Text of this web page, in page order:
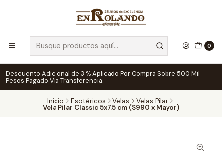
0
Descuento Adicional de 3 % Aplicado Por Compra Sobre 500 Mil
Pesos Pagado Via Transferencia.
Inicio Esotéricos Velas Velas Pilar
Vela Pilar Classic 5x7,5 cm ($990 x Mayor)